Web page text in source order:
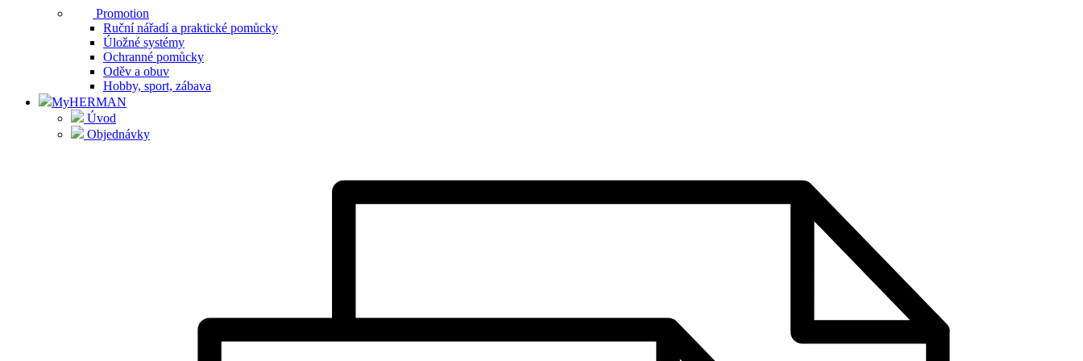
Promotion
Ruční nářadí a praktické pomůcky
Úložné systémy
Ochranné pomůcky
Oděv a obuv
Hobby, sport, zábava
MyHERMAN
Úvod
Objednávky